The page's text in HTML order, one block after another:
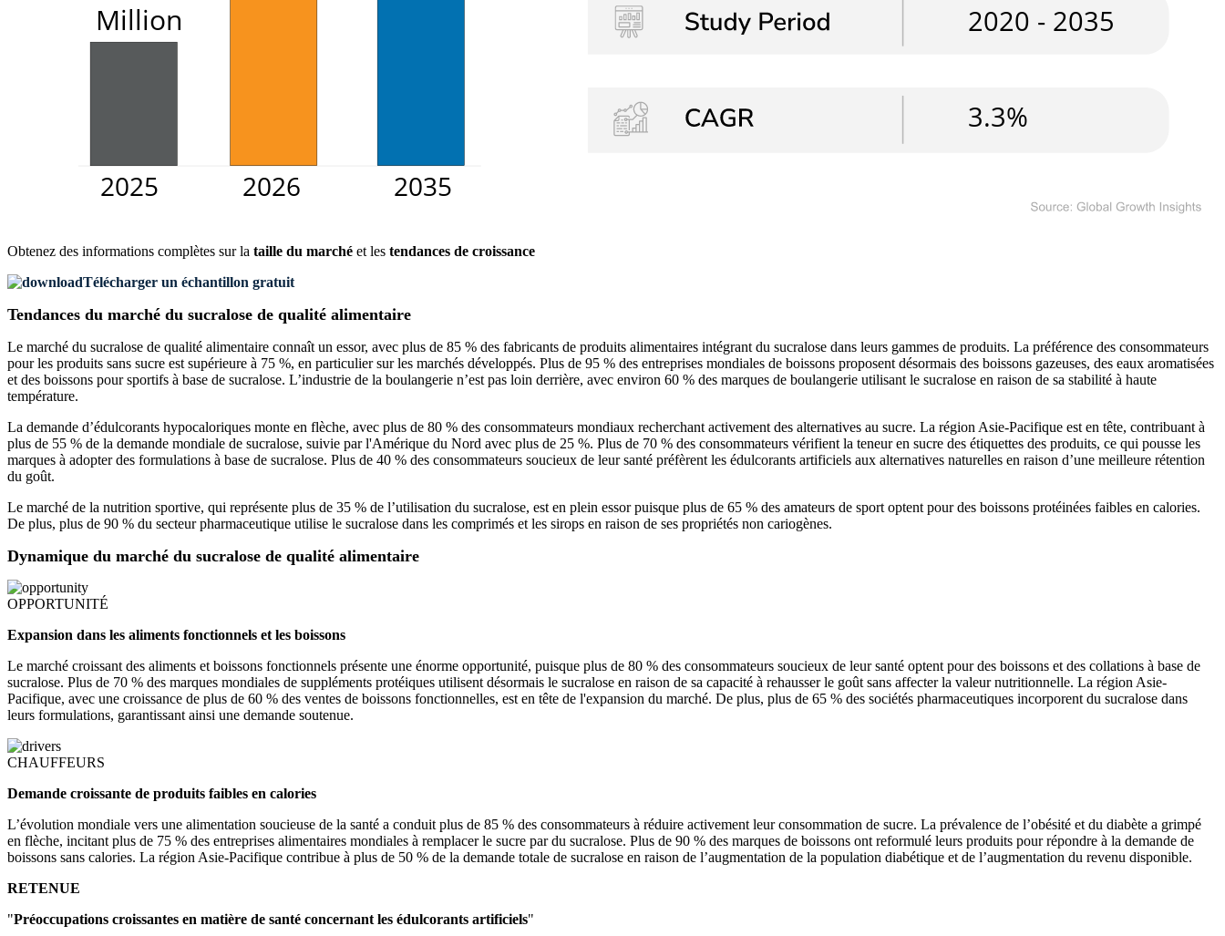
Obtenez des informations complètes sur la taille du marché et les tendances de croissance
Télécharger un échantillon gratuit
Tendances du marché du sucralose de qualité alimentaire
Le marché du sucralose de qualité alimentaire connaît un essor, avec plus de 85 % des fabricants de produits alimentaires intégrant du sucralose dans leurs gammes de produits. La préférence des consommateurs
pour les produits sans sucre est supérieure à 75 %, en particulier sur les marchés développés. Plus de 95 % des entreprises mondiales de boissons proposent désormais des boissons gazeuses, des eaux aromatisées
et des boissons pour sportifs à base de sucralose. L’industrie de la boulangerie n’est pas loin derrière, avec environ 60 % des marques de boulangerie utilisant le sucralose en raison de sa stabilité à haute
température.
La demande d’édulcorants hypocaloriques monte en flèche, avec plus de 80 % des consommateurs mondiaux recherchant activement des alternatives au sucre. La région Asie-Pacifique est en tête, contribuant à
plus de 55 % de la demande mondiale de sucralose, suivie par l'Amérique du Nord avec plus de 25 %. Plus de 70 % des consommateurs vérifient la teneur en sucre des étiquettes des produits, ce qui pousse les
marques à adopter des formulations à base de sucralose. Plus de 40 % des consommateurs soucieux de leur santé préfèrent les édulcorants artificiels aux alternatives naturelles en raison d’une meilleure rétention
du goût.
Le marché de la nutrition sportive, qui représente plus de 35 % de l’utilisation du sucralose, est en plein essor puisque plus de 65 % des amateurs de sport optent pour des boissons protéinées faibles en calories.
De plus, plus de 90 % du secteur pharmaceutique utilise le sucralose dans les comprimés et les sirops en raison de ses propriétés non cariogènes.
Dynamique du marché du sucralose de qualité alimentaire
OPPORTUNITÉ
Expansion dans les aliments fonctionnels et les boissons
Le marché croissant des aliments et boissons fonctionnels présente une énorme opportunité, puisque plus de 80 % des consommateurs soucieux de leur santé optent pour des boissons et des collations à base de
sucralose. Plus de 70 % des marques mondiales de suppléments protéiques utilisent désormais le sucralose en raison de sa capacité à rehausser le goût sans affecter la valeur nutritionnelle. La région Asie-
Pacifique, avec une croissance de plus de 60 % des ventes de boissons fonctionnelles, est en tête de l'expansion du marché. De plus, plus de 65 % des sociétés pharmaceutiques incorporent du sucralose dans
leurs formulations, garantissant ainsi une demande soutenue.
CHAUFFEURS
Demande croissante de produits faibles en calories
L’évolution mondiale vers une alimentation soucieuse de la santé a conduit plus de 85 % des consommateurs à réduire activement leur consommation de sucre. La prévalence de l’obésité et du diabète a grimpé
en flèche, incitant plus de 75 % des entreprises alimentaires mondiales à remplacer le sucre par du sucralose. Plus de 90 % des marques de boissons ont reformulé leurs produits pour répondre à la demande de
boissons sans calories. La région Asie-Pacifique contribue à plus de 50 % de la demande totale de sucralose en raison de l’augmentation de la population diabétique et de l’augmentation du revenu disponible.
RETENUE
"Préoccupations croissantes en matière de santé concernant les édulcorants artificiels"